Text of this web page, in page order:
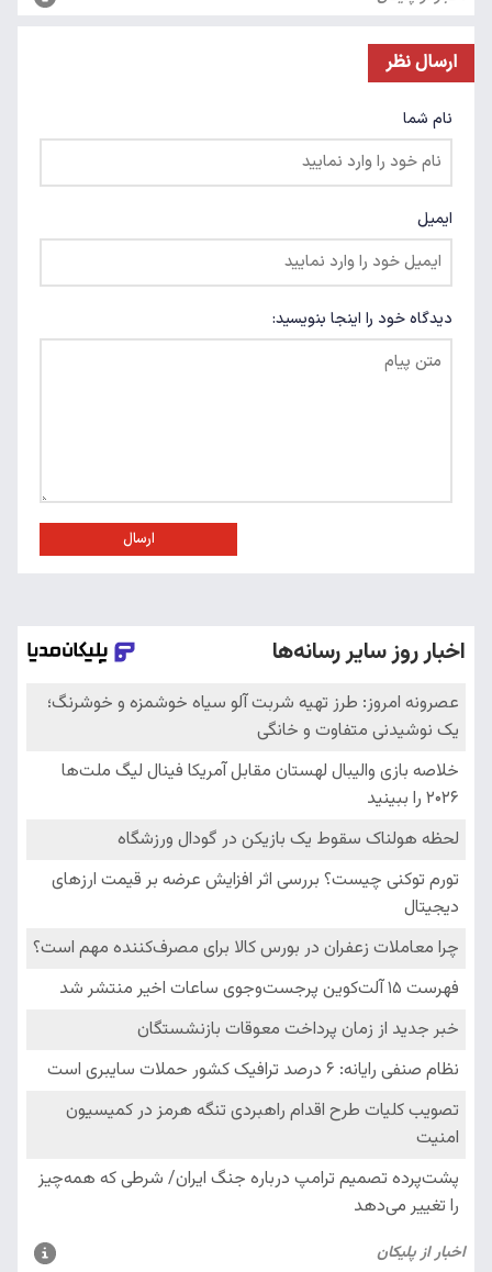
ارسال نظر
نام شما
ایمیل
دیدگاه خود را اینجا بنویسید:
ارسال